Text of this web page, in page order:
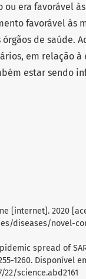
era favorável
favorável às
de saúde.
em relação à
estar sendo
[internet]. 2020
diseases/novel-
spread of
1260. Disponível
science.abd2161